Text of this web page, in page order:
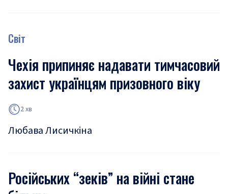
Світ
Чехія припиняє надавати тимчасовий
захист українцям призовного віку
2 хв
Любава Лисичкіна
Російських “зеків” на війні стане